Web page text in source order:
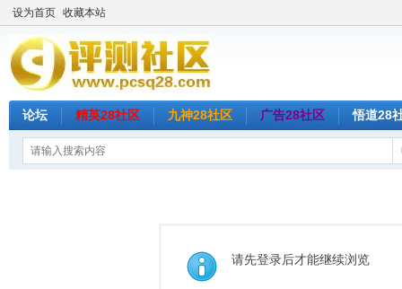
设为首页 收藏本站
论坛 精英28社区 九神28社区 广告28社区 悟道28
请先登录后才能继续浏览